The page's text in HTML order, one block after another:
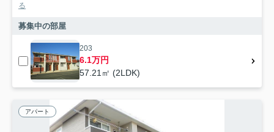
る
募集中の部屋
203
6.1万円
57.21㎡ (2LDK)
アパート